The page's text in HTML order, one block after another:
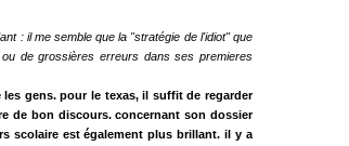
: il me semble que la "stratégie de l'idiot" que
de grossières erreurs dans ses premieres
gens. pour le texas, il suffit de regarder
de bon discours. concernant son dossier
scolaire est également plus brillant. il y a